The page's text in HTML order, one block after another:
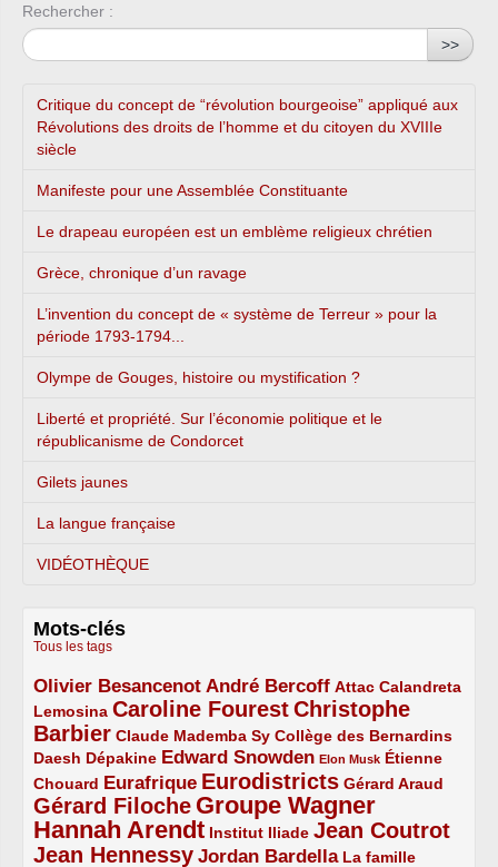
Rechercher :
>>
Critique du concept de “révolution bourgeoise” appliqué aux
Révolutions des droits de l’homme et du citoyen du XVIIIe
siècle
Manifeste pour une Assemblée Constituante
Le drapeau européen est un emblème religieux chrétien
Grèce, chronique d’un ravage
L’invention du concept de « système de Terreur » pour la
période 1793-1794...
Olympe de Gouges, histoire ou mystification ?
Liberté et propriété. Sur l’économie politique et le
républicanisme de Condorcet
Gilets jaunes
La langue française
VIDÉOTHÈQUE
Mots-clés
Tous les tags
Olivier Besancenot
3/5 André Bercoff
3/5 Attac
2/5
Calandreta
Lemosina
2/5 Caroline Fourest
4/5
Christophe
Barbier
4/5 Claude Mademba Sy
2/5 Collège des Bernardins
2/5
Daesh
2/5 Dépakine
2/5 Edward Snowden
3/5 Elon Musk
1/5
Étienne
Chouard
2/5 Eurafrique
3/5 Eurodistricts
4/5 Gérard Araud
2/5
Gérard Filoche
4/5 Groupe Wagner
5/5
Hannah Arendt
5/5 Institut Iliade
2/5 Jean Coutrot
4/5
Jean Hennessy
4/5 Jordan Bardella
3/5 La famille